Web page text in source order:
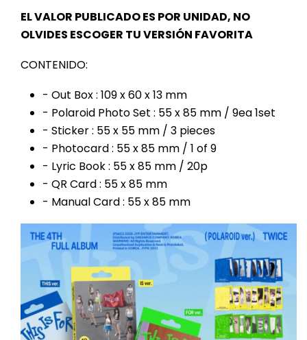
EL VALOR PUBLICADO ES POR UNIDAD, NO
OLVIDES ESCOGER TU VERSIÓN FAVORITA
CONTENIDO:
- Out Box : 109 x 60 x 13 mm
- Polaroid Photo Set : 55 x 85 mm / 9ea 1set
- Sticker : 55 x 55 mm / 3 pieces
- Photocard : 55 x 85 mm / 1 of 9
- Lyric Book : 55 x 85 mm / 20p
- QR Card : 55 x 85 mm
- Manual Card : 55 x 85 mm